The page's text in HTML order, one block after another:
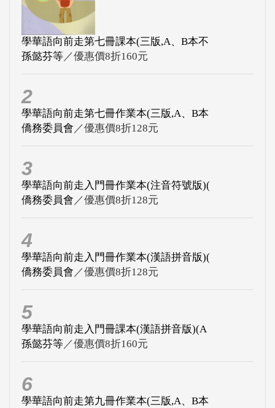
學華語向前走第七冊課本(三版,A、B本不
孫懿芬等／優惠價8折160元
2
學華語向前走第七冊作業本(三版,A、B本
僑務委員會 ／優惠價8折128元
3
學華語向前走入門冊作業本(注音符號版)(
僑務委員會 ／優惠價8折128元
4
學華語向前走入門冊作業本(漢語拼音版)(
僑務委員會 ／優惠價8折128元
5
學華語向前走入門冊課本(漢語拼音版)(A
孫懿芬等／優惠價8折160元
6
學華語向前走第九冊作業本(三版,A、B本